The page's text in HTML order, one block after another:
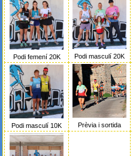
Podi femení 20K Podi masculí 20K
Podi masculí 10K Prèvia i sortida